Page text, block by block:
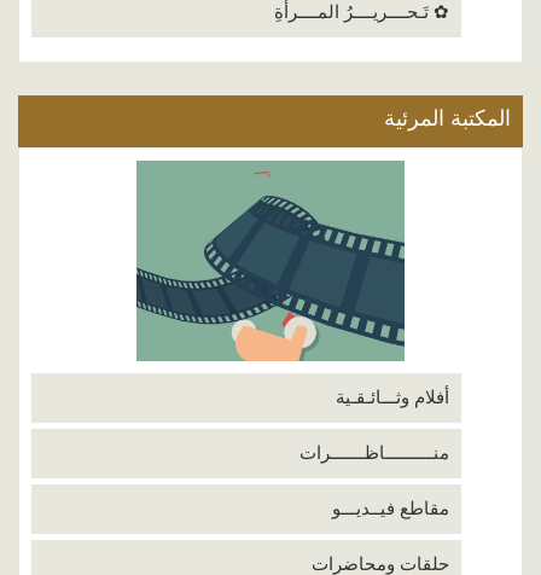
✿ تَـحــــريــــرُ المــــرأَةِ
المكتبة المرئية
أفلام وثـــائـقـية
منــــــــــاظـــــــرات
مقاطع فيــديـــو
حلقات ومحاضرات